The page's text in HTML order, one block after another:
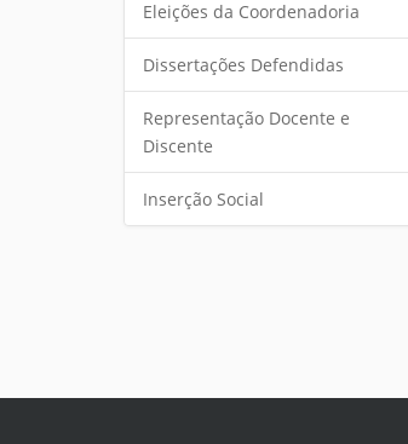
Eleições da Coordenadoria
Dissertações Defendidas
Representação Docente e
Discente
Inserção Social